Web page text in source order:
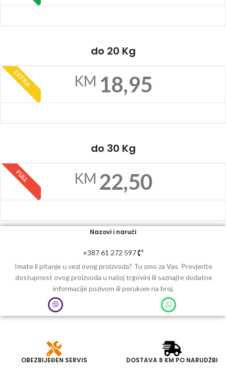
do 20 Kg
EXTRA KM 18,95
do 30 Kg
FULL KM 22,50
Nazovi i naruči
+387 61 272 597
Imate li pitanje u vezi ovog proizvoda? Tu smo za Vas. Provjerite
dostupnost ovog proizvoda u našoj trgovini ili saznajte dodatne
informacije pozivom ili porukom na broj.
OBEZBIJEĐEN SERVIS DOSTAVA 8 KM PO NARUDŽBI